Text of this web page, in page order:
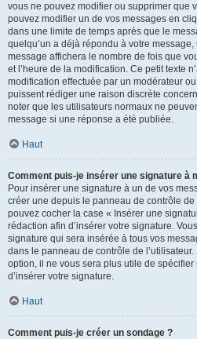
vous ne pouvez modifier ou supprimer que
pouvez modifier un de vos messages en
dans une limite de temps après que le
quelqu’un a déjà répondu à votre
message affichera le nombre de fois que
et l’heure de la modification. Ce petit texte
modification effectuée par un modérateur
puissent rédiger une raison discrète
noter que les utilisateurs normaux ne
message si une réponse a été publiée.
Haut
Comment puis-je insérer une signature à
Pour insérer une signature à un de vos
créer une depuis le panneau de contrôle de
pouvez cocher la case « Insérer une
rédaction afin d’insérer votre signature.
signature qui sera insérée à tous vos
dans le panneau de contrôle de
option, il ne vous sera plus utile de
d’insérer votre signature.
Haut
Comment puis-je créer un sondage ?